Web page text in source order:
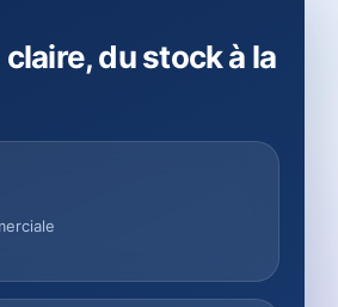
du stock à la